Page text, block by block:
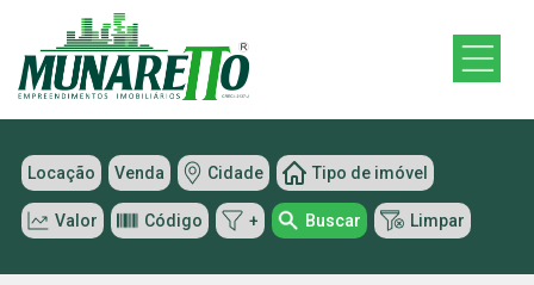
Locação Venda Cidade Tipo de imóvel
Valor Código + Buscar Limpar